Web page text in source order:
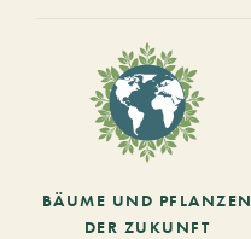
BÄUME UND PFLANZEN
DER ZUKUNFT